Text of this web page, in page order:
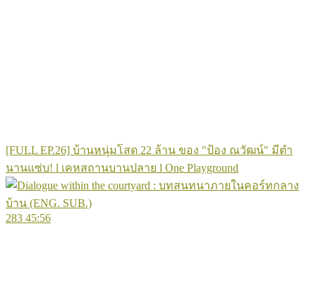
[FULL EP.26] บ้านหนุ่มโสด 22 ล้าน ของ "ป้อง ณวัฒน์" มีตำ
นานแซ่บ! l เคหสถานบานปลาย l One Playground
283 45:56